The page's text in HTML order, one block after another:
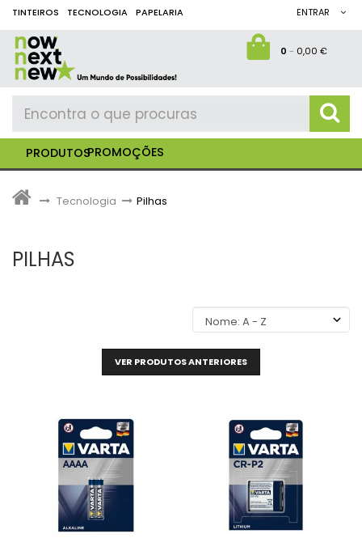
TINTEIROS TECNOLOGIA PAPELARIA ENTRAR
0- 0,00 €
PRODUTOSPROMOÇÕES
> Tecnologia > Pilhas
PILHAS
VER PRODUTOS ANTERIORES